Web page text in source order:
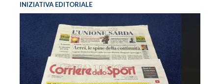
INIZIATIVA EDITORIALE